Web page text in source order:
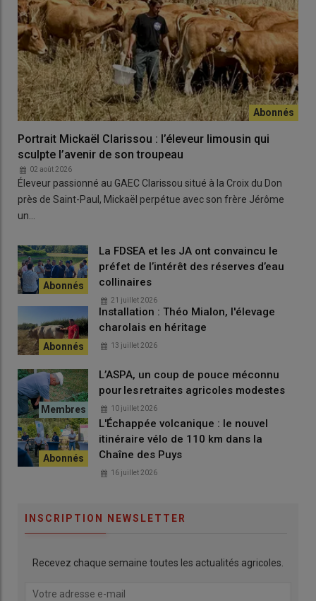
Portrait Mickaël Clarissou : l’éleveur limousin qui
sculpte l’avenir de son troupeau
02 août 2026
Éleveur passionné au GAEC Clarissou situé à la Croix du Don
près de Saint-Paul, Mickaël perpétue avec son frère Jérôme
un…
La FDSEA et les JA ont convaincu le
préfet de l’intérêt des réserves d’eau
collinaires
21 juillet 2026
Installation : Théo Mialon, l'élevage
charolais en héritage
13 juillet 2026
L’ASPA, un coup de pouce méconnu
pour les retraites agricoles modestes
10 juillet 2026
L'Échappée volcanique : le nouvel
itinéraire vélo de 110 km dans la
Chaîne des Puys
16 juillet 2026
INSCRIPTION NEWSLETTER
Recevez chaque semaine toutes les actualités agricoles.